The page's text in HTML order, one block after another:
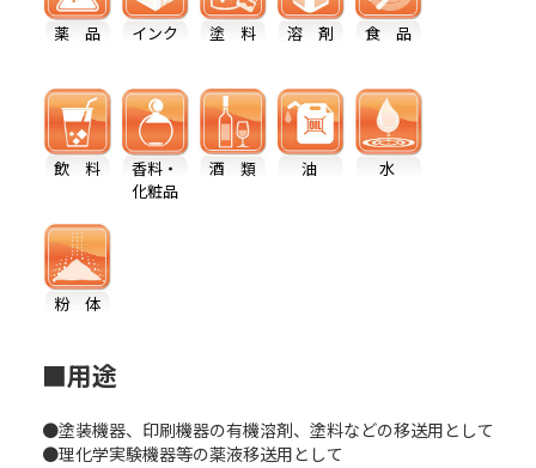
薬 品 インク 塗 料 溶 剤 食 品
飲 料
香料・
化粧品
酒 類 油 水
粉 体
■用途
●塗装機器、印刷機器の有機溶剤、塗料などの移送用として
●理化学実験機器等の薬液移送用として